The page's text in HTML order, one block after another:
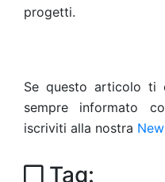
progetti.
Se questo articolo ti
sempre informato
iscriviti alla nostra
Tag: